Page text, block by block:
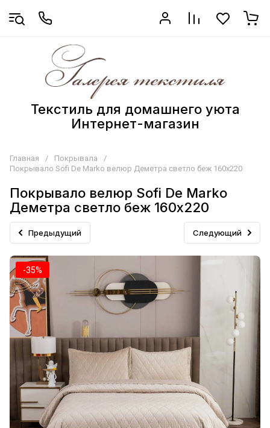
Текстиль для домашнего уюта
Интернет-магазин
Главная / Покрывала
/
Покрывало Sofi De Marko велюр Деметра светло беж 160х220
Покрывало велюр Sofi De Marko
Деметра светло беж 160х220
Предыдущий Следующий
-35%